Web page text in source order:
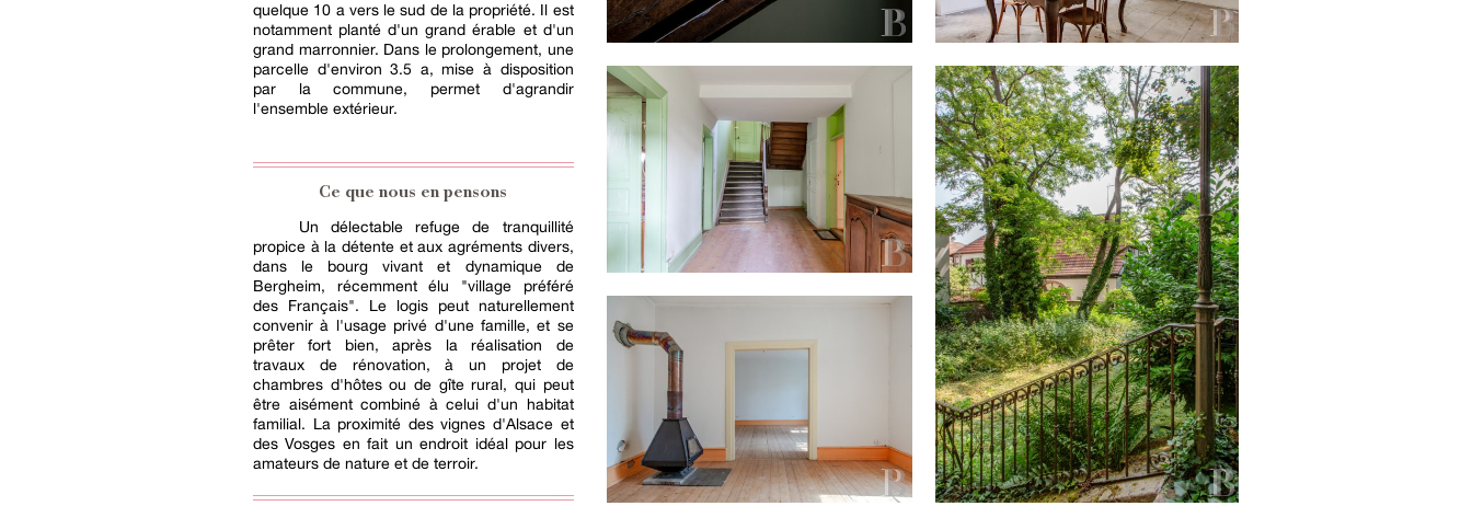
quelque 10 a vers le sud de la propriété. Il est
notamment planté d'un grand érable et d'un
grand marronnier. Dans le prolongement, une
parcelle d'environ 3.5 a, mise à disposition
par la commune, permet d'agrandir
l'ensemble extérieur.
Ce que nous en pensons
Un délectable refuge de tranquillité
propice à la détente et aux agréments divers,
dans le bourg vivant et dynamique de
Bergheim, récemment élu "village préféré
des Français". Le logis peut naturellement
convenir à l'usage privé d'une famille, et se
prêter fort bien, après la réalisation de
travaux de rénovation, à un projet de
chambres d'hôtes ou de gîte rural, qui peut
être aisément combiné à celui d'un habitat
familial. La proximité des vignes d'Alsace et
des Vosges en fait un endroit idéal pour les
amateurs de nature et de terroir.